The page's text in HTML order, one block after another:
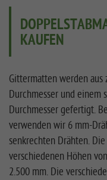
KAUFEN
Gittermatten werden
Durchmesser und einem
Durchmesser gefertigt.
verwenden wir 6 mm-
senkrechten Drähten.
verschiedenen Höhen
2.500 mm. Die